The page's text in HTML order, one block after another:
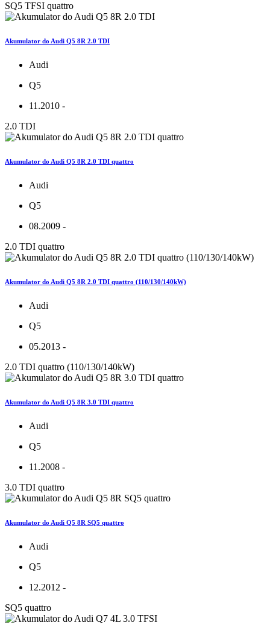
SQ5 TFSI quattro
Akumulator do Audi Q5 8R 2.0 TDI
Audi
Q5
11.2010 -
2.0 TDI
Akumulator do Audi Q5 8R 2.0 TDI quattro
Audi
Q5
08.2009 -
2.0 TDI quattro
Akumulator do Audi Q5 8R 2.0 TDI quattro (110/130/140kW)
Audi
Q5
05.2013 -
2.0 TDI quattro (110/130/140kW)
Akumulator do Audi Q5 8R 3.0 TDI quattro
Audi
Q5
11.2008 -
3.0 TDI quattro
Akumulator do Audi Q5 8R SQ5 quattro
Audi
Q5
12.2012 -
SQ5 quattro